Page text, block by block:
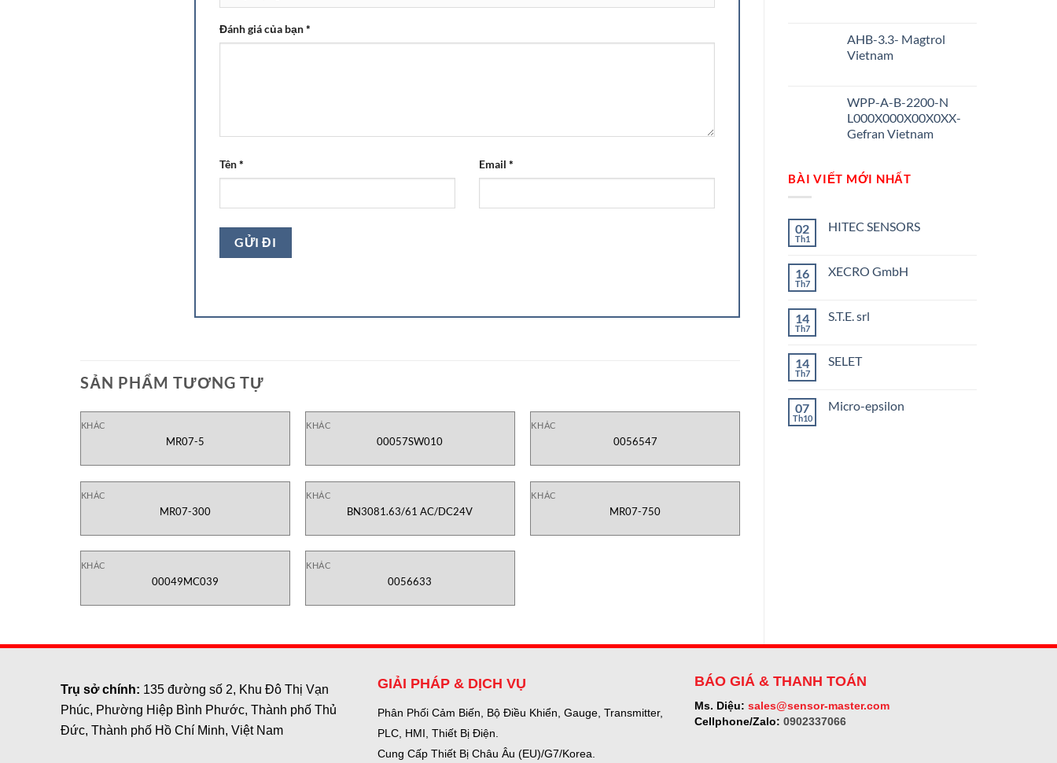
AHB-3.3- Magtrol
Vietnam
WPP-A-B-2200-N
L000X000X00X0XX-
Gefran Vietnam
BÀI VIẾT MỚI NHẤT
02
Th1
HITEC SENSORS
luận
16
Th7
XECRO GmbH
luận
14
Th7
S.T.E. srl
luận
14
Th7
SELET
luận
07
Th10
Micro-epsilon
Đánh giá của bạn*
Tên* Email *
SẢN PHẨM TƯƠNG TỰ
KHÁC
MR07-5
KHÁC
00057SW010
KHÁC
0056547
KHÁC
MR07-300
KHÁC
BN3081.63/61 AC/DC24V
KHÁC
MR07-750
KHÁC
00049MC039
KHÁC
0056633
Trụ sở chính: 135 đường số 2, Khu Đô Thị Vạn
Phúc, Phường Hiệp Bình Phước, Thành phố Thủ
Đức, Thành phố Hồ Chí Minh, Việt Nam
GIẢI PHÁP & DỊCH VỤ
Phân Phối Cảm Biến, Bộ Điều Khiển, Gauge, Transmitter,
PLC, HMI, Thiết Bị Điện.
Cung Cấp Thiết Bị Châu Âu (EU)/G7/Korea.
BÁO GIÁ & THANH TOÁN
Ms. Diệu: sales@sensor-master.com
Cellphone/Zalo: 0902337066